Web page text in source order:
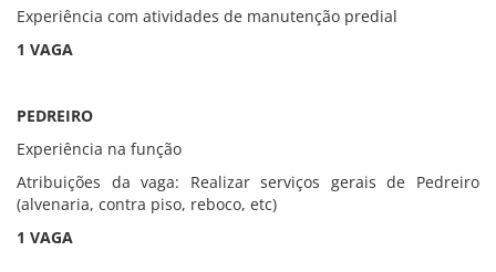
Experiência com atividades de manutenção predial
1 VAGA
PEDREIRO
Experiência na função
Atribuições da vaga: Realizar serviços gerais de Pedreiro
(alvenaria, contra piso, reboco, etc)
1 VAGA